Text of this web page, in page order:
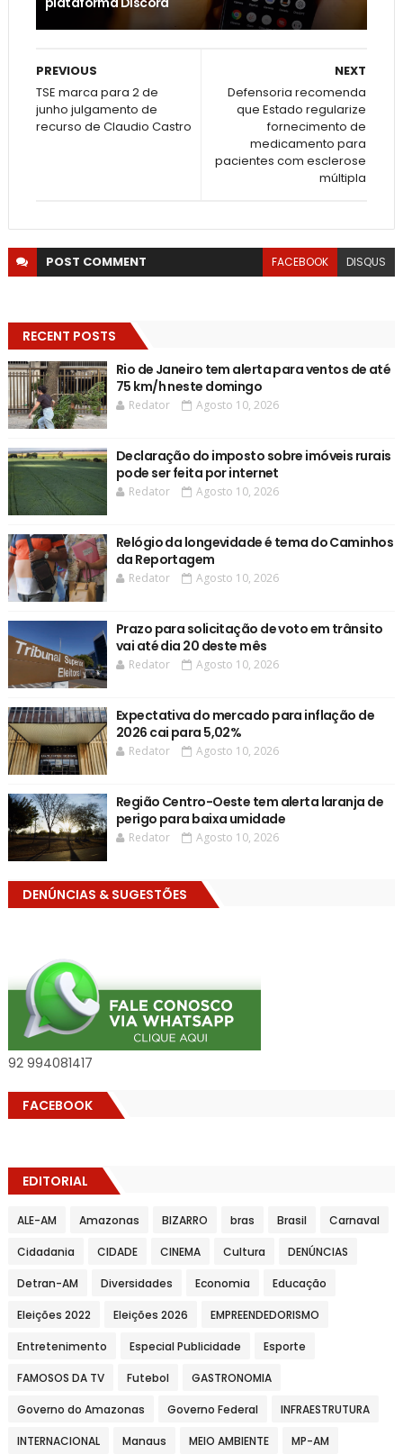
NEXT
Defensoria recomenda
que Estado regularize
fornecimento de
medicamento para
pacientes com esclerose
múltipla
PREVIOUS
TSE marca para 2 de
junho julgamento de
recurso de Claudio Castro
POST COMMENT FACEBOOK DISQUS
RECENT POSTS
Rio de Janeiro tem alerta para ventos de até
75 km/h neste domingo
Redator Agosto 10, 2026
Declaração do imposto sobre imóveis rurais
pode ser feita por internet
Redator Agosto 10, 2026
Relógio da longevidade é tema do Caminhos
da Reportagem
Redator Agosto 10, 2026
Prazo para solicitação de voto em trânsito
vai até dia 20 deste mês
Redator Agosto 10, 2026
Expectativa do mercado para inflação de
2026 cai para 5,02%
Redator Agosto 10, 2026
Região Centro-Oeste tem alerta laranja de
perigo para baixa umidade
Redator Agosto 10, 2026
DENÚNCIAS & SUGESTÕES
92 994081417
FACEBOOK
EDITORIAL
ALE-AM Amazonas BIZARRO bras Brasil Carnaval
Cidadania CIDADE CINEMA Cultura DENÚNCIAS
Detran-AM Diversidades Economia Educação
Eleições 2022 Eleições 2026 EMPREENDEDORISMO
Entretenimento Especial Publicidade Esporte
FAMOSOS DA TV Futebol GASTRONOMIA
Governo do Amazonas Governo Federal INFRAESTRUTURA
INTERNACIONAL Manaus MEIO AMBIENTE MP-AM